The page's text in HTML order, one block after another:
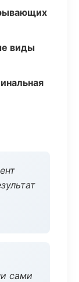
виды
сами